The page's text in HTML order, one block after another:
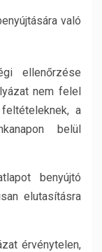
való
ellenőrzése
nem felel
a
belül
benyújtó
elutasításra
érvénytelen,